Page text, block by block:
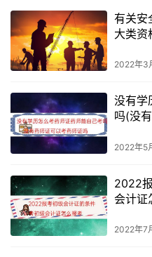
合格，最终成绩换算为百分
考试时间在每年的3月、6月
试，考试全程人脸识别，考
有关安
大类资
2022年3
没有学
吗(没
2022年5
2022
会计证
2022年7